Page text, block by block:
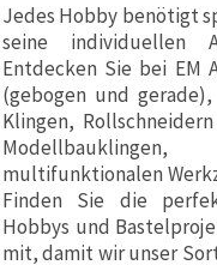
um das
ordnungsgemäße
Funktionieren
der Website
sicherzustellen,
Ihr
Nutzungserlebnis
zu
verbessern
und, mit
Ihrer
Einwilligung,
den
Jedes Hobby benötigt
seine individuellen
Entdecken Sie bei EM
(gebogen und
Klingen,
multifunktionalen
Finden Sie die
Hobbys und
mit, damit wir unser